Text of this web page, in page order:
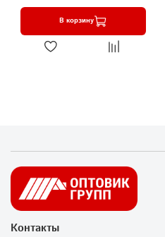
В корзину
Контакты